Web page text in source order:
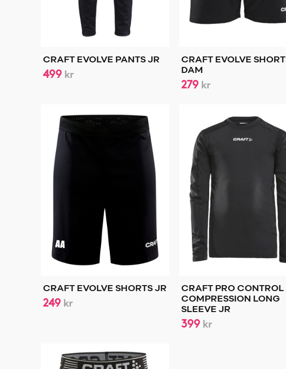
CRAFT EVOLVE PANTS JR
499 kr
CRAFT EVOLVE
DAM
279 kr
CRAFT EVOLVE SHORTS JR
249 kr
CRAFT PRO CONTROL
COMPRESSION LONG
SLEEVE JR
399 kr